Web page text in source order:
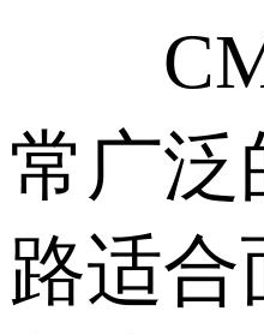
CMI
常广泛
路适